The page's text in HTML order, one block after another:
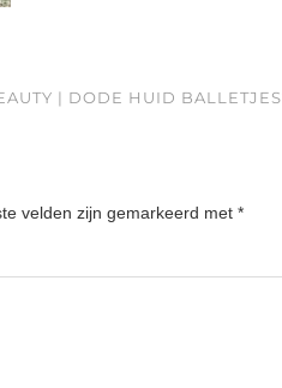
| DODE HUID
velden zijn gemarkeerd met *